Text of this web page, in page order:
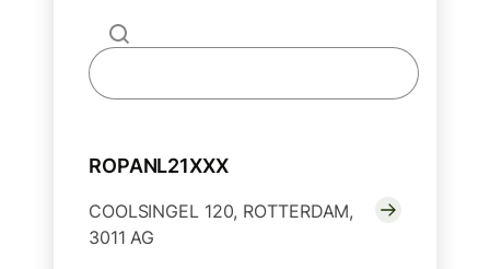
ROPANL21XXX
COOLSINGEL 120, ROTTERDAM,
3011 AG